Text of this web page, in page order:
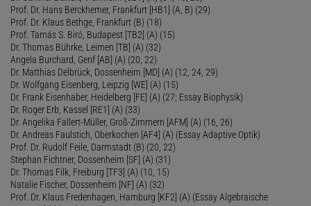
Prof. Dr. Hans Berckhemer, Frankfurt [HB1] (A, B) (29)
Prof. Dr. Klaus Bethge, Frankfurt (B) (18)
Prof. Tamás S. Biró, Budapest [TB2] (A) (15)
Dr. Thomas Bührke, Leimen [TB] (A) (32)
Angela Burchard, Genf [AB] (A) (20, 22)
Dr. Matthias Delbrück, Dossenheim [MD] (A) (12, 24, 29)
Dr. Wolfgang Eisenberg, Leipzig [WE] (A) (15)
Dr. Frank Eisenhaber, Heidelberg [FE] (A) (27; Essay Biophysik)
Dr. Roger Erb, Kassel [RE1] (A) (33)
Dr. Angelika Fallert-Müller, Groß-Zimmern [AFM] (A) (16, 26)
Dr. Andreas Faulstich, Oberkochen [AF4] (A) (Essay Adaptive Optik)
Prof. Dr. Rudolf Feile, Darmstadt (B) (20, 22)
Stephan Fichtner, Dossenheim [SF] (A) (31)
Dr. Thomas Filk, Freiburg [TF3] (A) (10, 15)
Natalie Fischer, Dossenheim [NF] (A) (32)
Prof. Dr. Klaus Fredenhagen, Hamburg [KF2] (A) (Essay Algebraische